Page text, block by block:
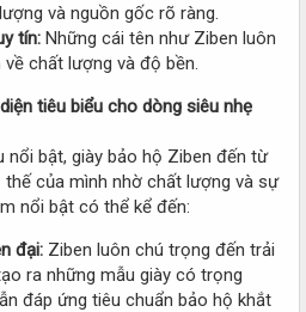
và nguồn gốc rõ ràng.
tín: Những cái tên như Ziben luôn
chất lượng và độ bền.
tiêu biểu cho dòng siêu nhẹ
nổi bật, giày bảo hộ Ziben đến từ
của mình nhờ chất lượng và sự
nổi bật có thể kể đến:
đại: Ziben luôn chú trọng đến trải
ra những mẫu giày có trọng
đáp ứng tiêu chuẩn bảo hộ khắt